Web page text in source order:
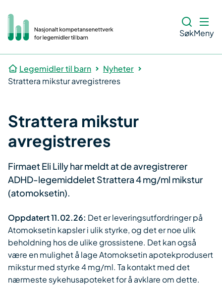
SøkMeny
Legemidler til barn
Nyheter
Strattera mikstur avregistreres
Strattera mikstur
avregistreres
Firmaet Eli Lilly har meldt at de avregistrerer
ADHD-legemiddelet Strattera 4 mg/ml mikstur
(atomoksetin).
Oppdatert 11.02.26: Det er leveringsutfordringer på
Atomoksetin kapsler i ulik styrke, og det er noe ulik
beholdning hos de ulike grossistene. Det kan også
være en mulighet å lage Atomoksetin apotekprodusert
mikstur med styrke 4 mg/ml. Ta kontakt med det
nærmeste sykehusapoteket for å avklare om dette.